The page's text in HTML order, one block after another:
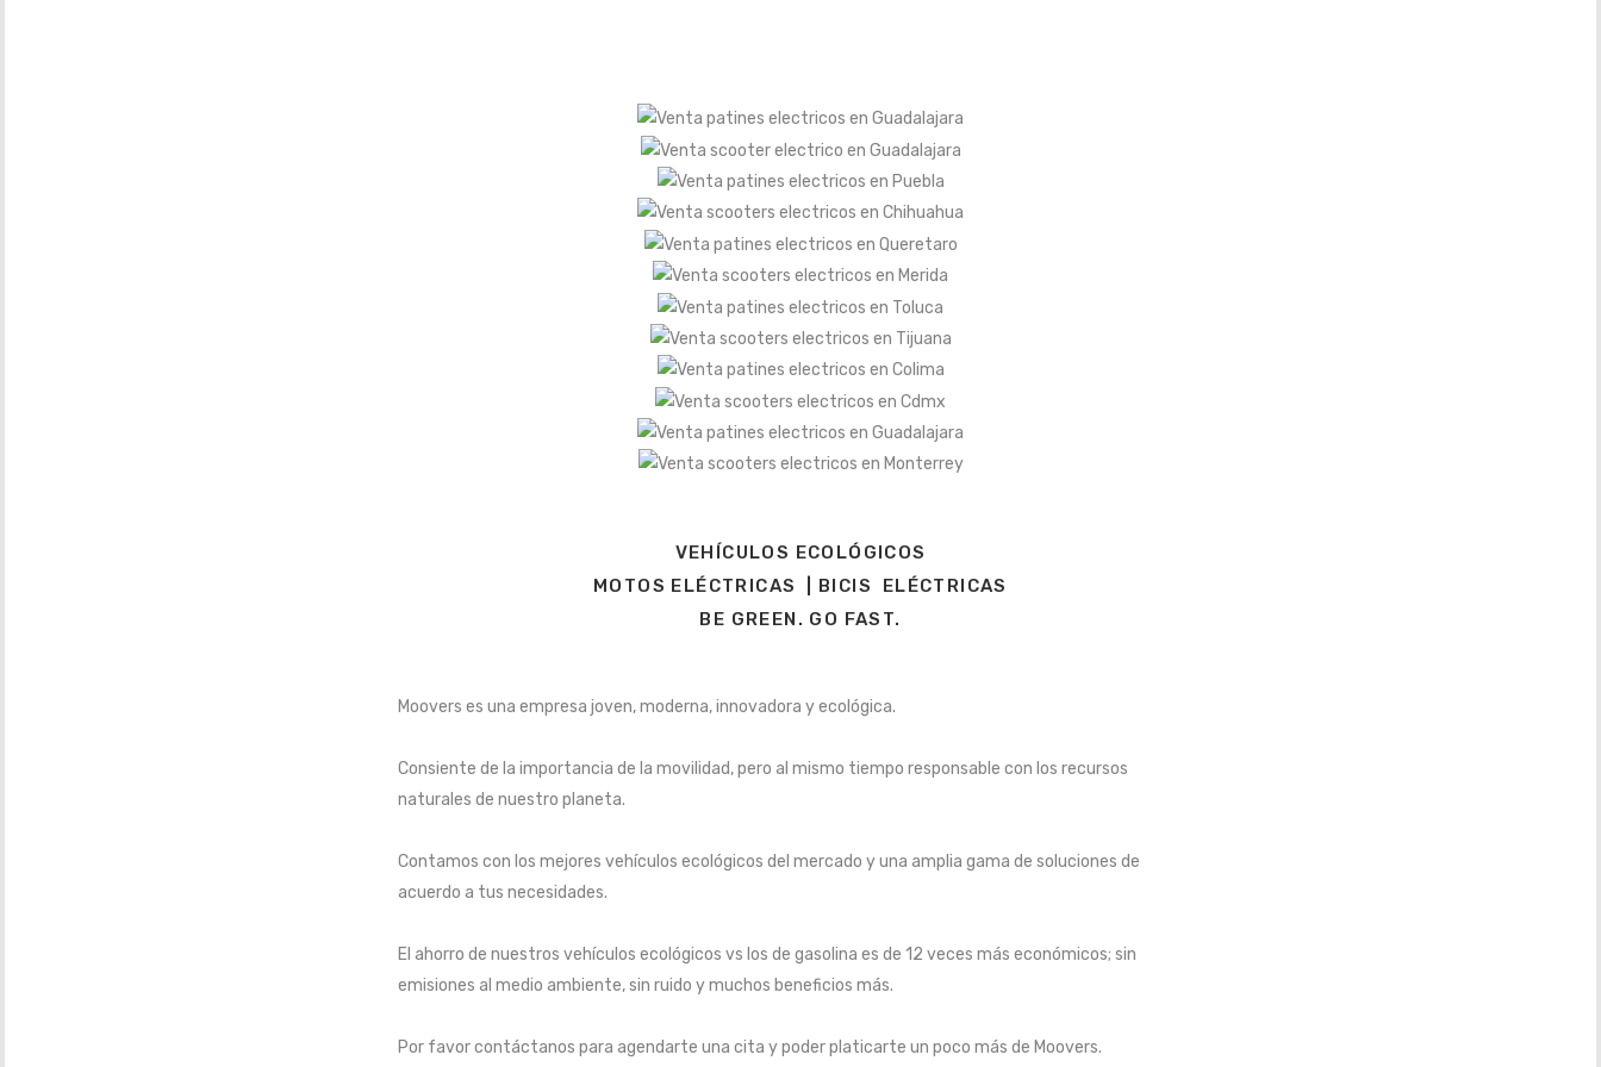
VEHÍCULOS ECOLÓGICOS
MOTOS ELÉCTRICAS | BICIS ELÉCTRICAS
BE GREEN. GO FAST.
Moovers es una empresa joven, moderna, innovadora y ecológica.
Consiente de la importancia de la movilidad, pero al mismo tiempo responsable con los recursos
naturales de nuestro planeta.
Contamos con los mejores vehículos ecológicos del mercado y una amplia gama de soluciones de
acuerdo a tus necesidades.
El ahorro de nuestros vehículos ecológicos vs los de gasolina es de 12 veces más económicos; sin
emisiones al medio ambiente, sin ruido y muchos beneficios más.
Por favor contáctanos para agendarte una cita y poder platicarte un poco más de Moovers.